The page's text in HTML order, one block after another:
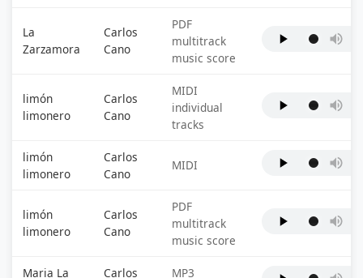
La
Zarzamora
Carlos
Cano
PDF
multitrack
music score
limón
limonero
Carlos
Cano
MIDI
individual
tracks
limón
limonero
Carlos
Cano
MIDI
limón
limonero
Carlos
Cano
PDF
multitrack
music score
Maria La Carlos MP3